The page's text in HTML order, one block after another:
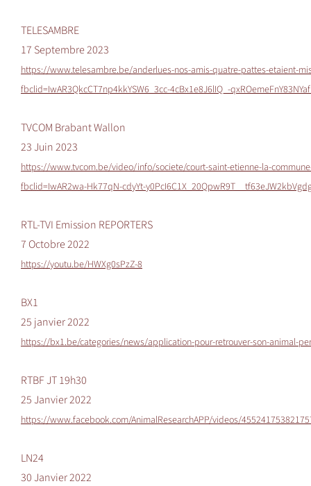
TELESAMBRE
17 Septembre 2023
https://www.telesambre.be/anderlues-nos-amis-quatre-pattes-etaient-
fbclid=IwAR3QkcCT7np4kkYSW6_3cc-4cBx1e8J6lIQ_-
TVCOM Brabant Wallon
23 Juin 2023
https://www.tvcom.be/video/info/societe/court-saint-etienne-la-
fbclid=IwAR2wa-Hk77qN-cdyYt-
RTL-TVI Emission REPORTERS
7 Octobre 2022
https://youtu.be/HWXg0sPzZ-8
BX1
25 janvier 2022
https://bx1.be/categories/news/application-pour-retrouver-son-animal-
RTBF JT 19h30
25 Janvier 2022
https://www.facebook.com/AnimalResearchAPP/videos/
LN24
30 Janvier 2022